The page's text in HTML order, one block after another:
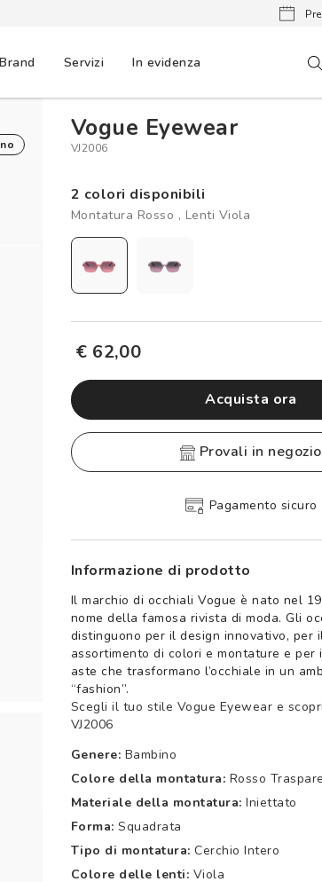
Brand Servizi In evidenza
Vogue Eyewear
VJ2006
2 colori disponibili
Montatura Rosso , Lenti Viola
€ 62,00
Acquista ora
provali in negozio
Pagamento sicuro
Informazione di prodotto
Il marchio di occhiali Vogue è nato nel
nome della famosa rivista di moda. Gli
distinguono per il design innovativo, per
assortimento di colori e montature e
aste che trasformano l’occhiale in un
“fashion”.
Scegli il tuo stile Vogue Eyewear e
VJ2006
Genere: Bambino
Colore della montatura: Rosso
Materiale della montatura: Iniettato
Forma: Squadrata
Tipo di montatura: Cerchio Intero
Colore delle lenti: Viola